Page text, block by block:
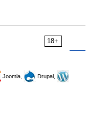
18+
Joomla,
Drupal,